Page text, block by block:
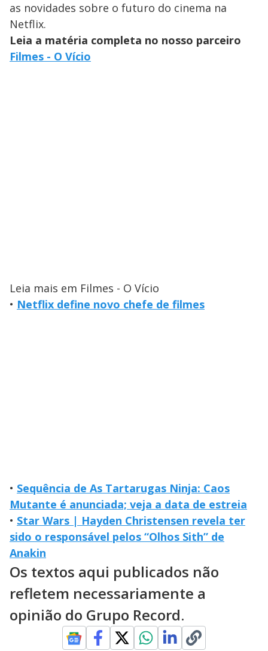
as novidades sobre o futuro do cinema na
Netflix.
Leia a matéria completa no nosso parceiro
Filmes - O Vício
Leia mais em Filmes - O Vício
• Netflix define novo chefe de filmes
• Sequência de As Tartarugas Ninja: Caos
Mutante é anunciada; veja a data de estreia
• Star Wars | Hayden Christensen revela ter
sido o responsável pelos “Olhos Sith” de
Anakin
Os textos aqui publicados não
refletem necessariamente a
opinião do Grupo Record.